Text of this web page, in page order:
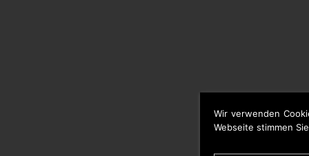
Wir verwenden
Webseite stimmen